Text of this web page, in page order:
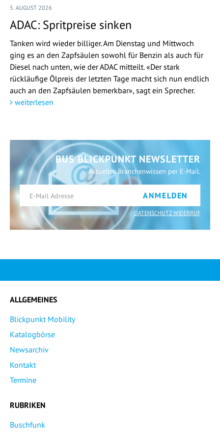
5. AUGUST 2026
ADAC: Spritpreise sinken
Tanken wird wieder billiger. Am Dienstag und Mittwoch
ging es an den Zapfsäulen sowohl für Benzin als auch für
Diesel nach unten, wie der ADAC mitteilt. «Der stark
rückläufige Ölpreis der letzten Tage macht sich nun endlich
auch an den Zapfsäulen bemerkbar», sagt ein Sprecher.
weiterlesen
BUS BLICKPUNKT NEWSLETTER
Aktuelles Branchenwissen per E-Mail.
ANMELDEN
DATENSCHUTZ WIDERRUF
ALLGEMEINES
Blickpunkt Mobility
Katalogbörse
Newsarchiv
Kontakt
Termine
RUBRIKEN
Buschfunk